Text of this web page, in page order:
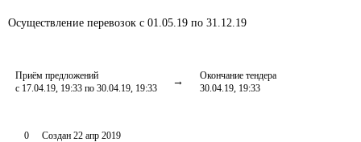
Осуществление перевозок с 01.05.19 по 31.12.19
Приём предложений
с 17.04.19, 19:33 по 30.04.19, 19:33
Окончание тендера
30.04.19, 19:33
0 Создан 22 апр 2019